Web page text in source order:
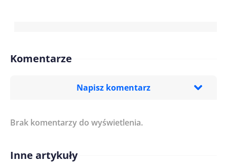
Komentarze
Napisz komentarz
Treść komentarza*
Imię/ Nick*
Brak komentarzy do wyświetlenia.
Inne artykuły